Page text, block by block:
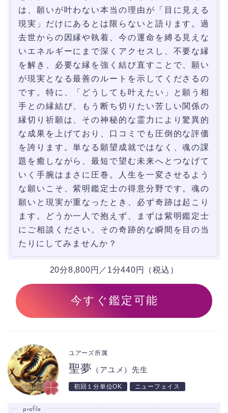
は、願いが叶わない本当の理由が「目に見える
現実」だけにあるとは限らないと語ります。過
去世からの因縁や執着、今の運命を縛る見えな
いエネルギーにまで深くアクセスし、不要な縁
を解き、必要な縁を強く結び直すことで、願い
が現実となる最善のルートを示してくださるの
です。特に、「どうしても叶えたい」と願う相
手との縁結び、もう断ち切りたい苦しい関係の
縁切り祈願は、その神秘的な霊力により驚異的
な成果を上げており、口コミでも圧倒的な評価
を誇ります。単なる願望成就ではなく、魂の課
題を癒しながら、最短で望む未来へとつなげて
いく手腕はまさに圧巻。人生を一変させるよう
な願いこそ、紫明鑑定士の得意分野です。魂の
願いと現実が重なったとき、必ず奇跡は起こり
ます。どうか一人で抱えず、まずは紫明鑑定士
にご相談ください。その奇跡的な瞬間を目の当
たりにしてみませんか？
20分8,800円／1分440円（税込）
今すぐ鑑定可能
聖夢 （アユメ）先生
ユアーズ所属
初回１分単位OK ニューフェイス
profile